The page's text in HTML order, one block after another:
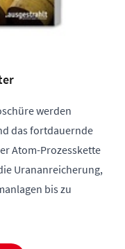
werden
das fortdauernde
Atom-Prozesskette
Urananreicherung,
bis zu